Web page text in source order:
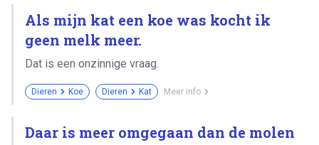
Als mijn kat een koe was kocht ik
geen melk meer.
Dat is een onzinnige vraag.
Dieren Koe Dieren Kat Meer info
Daar is meer omgegaan dan de molen